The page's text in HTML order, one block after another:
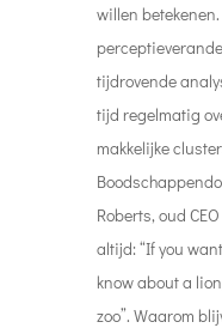
willen
tijdrovende
tijd regelmatig
makkelijke
Roberts, oud
altijd: “If you
know about a
zoo”. Waarom